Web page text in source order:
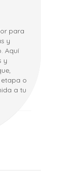
para
y
Aquí
y
o
a tu